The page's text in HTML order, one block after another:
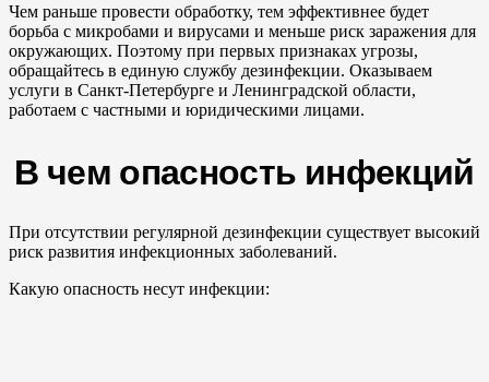
Чем раньше провести обработку, тем эффективнее будет
борьба с микробами и вирусами и меньше риск заражения для
окружающих. Поэтому при первых признаках угрозы,
обращайтесь в единую службу дезинфекции. Оказываем
услуги в Санкт-Петербурге и Ленинградской области,
работаем с частными и юридическими лицами.
В чем опасность инфекций
При отсутствии регулярной дезинфекции существует высокий
риск развития инфекционных заболеваний.
Какую опасность несут инфекции: